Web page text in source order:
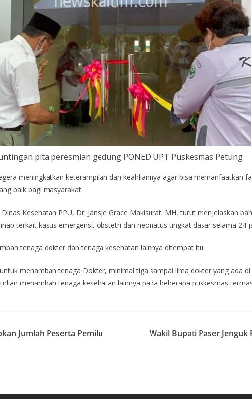
pita peresmian gedung PONED UPT Puskesmas Petung
meningkatkan keterampilan dan keahliannya agar bisa memanfaatkan
baik bagi masyarakat.
Kesehatan PPU, Dr. Jansje Grace Makisurat. MH, turut menjelaskan
terkait kasus emergensi, obstetri dan neonatus tingkat dasar selama 24
tenaga dokter dan tenaga kesehatan lainnya ditempat itu.
menambah tenaga Dokter, minimal tiga sampai lima dokter yang ada
menambah tenaga kesehatan lainnya pada beberapa puskesmas
Jumlah Peserta Pemilu Wakil Bupati Paser Jenguk